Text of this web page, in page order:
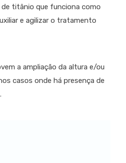
titânio que funciona como
e agilizar o tratamento
a ampliação da altura e/ou
casos onde há presença de